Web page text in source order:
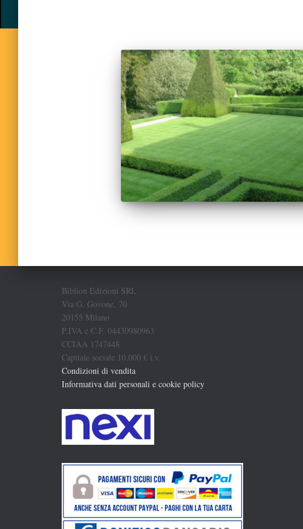
Biblion Edizioni SRL
Via G. Govone, 70
20155 Milano
P.IVA e C.F. 04430980963
CCIAA 1747448
Capitale sociale 10.000 € i.v.
Condizioni di vendita
Informativa dati personali e cookie policy